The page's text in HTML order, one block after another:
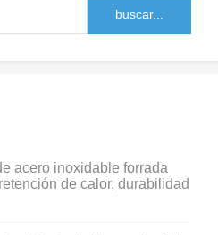
acero inoxidable forrada
de calor, durabilidad